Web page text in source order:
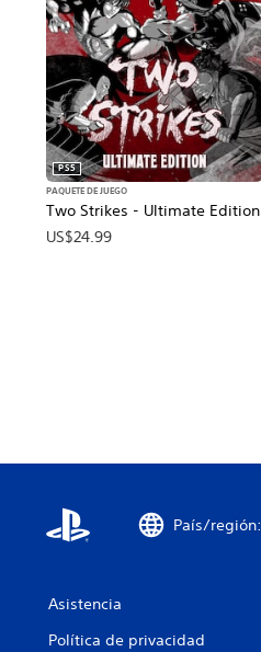
Two Strikes - Ultimate Edition
PS5
PAQUETE DE JUEGO
US$24.99
País/
Asistencia
Política de privacidad